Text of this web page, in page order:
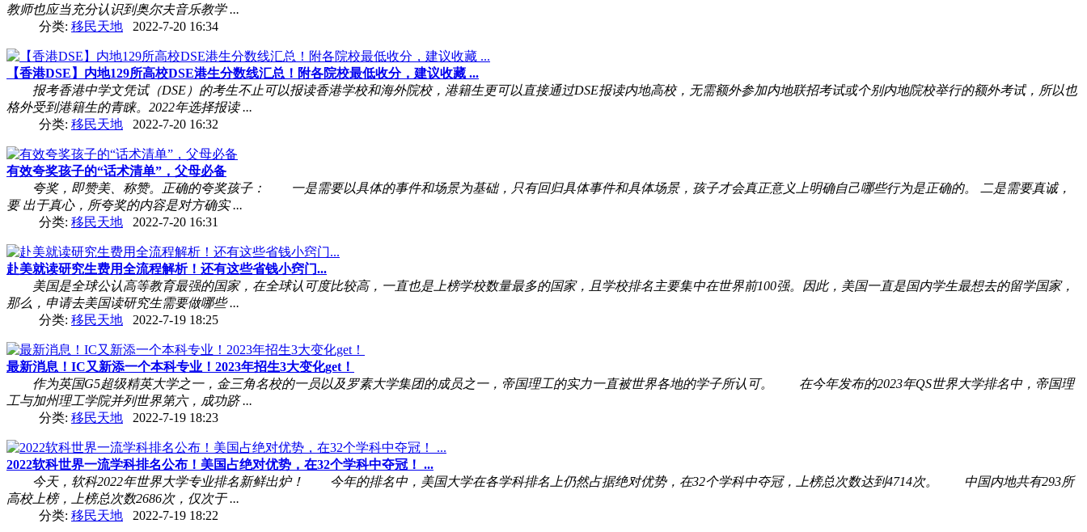
教师也应当充分认识到奥尔夫音乐教学 ...
分类: 移民天地 2022-7-20 16:34
【香港DSE】内地129所高校DSE港生分数线汇总！附各院校最低收分，建议收藏 ...
报考香港中学文凭试（DSE）的考生不止可以报读香港学校和海外院校，港籍生更可以直接通过DSE报读内地高校，无需额外参加内地联招考试或个别内地院校举行的额外考试，所以也
格外受到港籍生的青睐。2022年选择报读 ...
分类: 移民天地 2022-7-20 16:32
有效夸奖孩子的“话术清单”，父母必备
夸奖，即赞美、称赞。正确的夸奖孩子： 一是需要以具体的事件和场景为基础，只有回归具体事件和具体场景，孩子才会真正意义上明确自己哪些行为是正确的。 二是需要真诚，
要 出于真心，所夸奖的内容是对方确实 ...
分类: 移民天地 2022-7-20 16:31
赴美就读研究生费用全流程解析！还有这些省钱小窍门...
美国是全球公认高等教育最强的国家，在全球认可度比较高，一直也是上榜学校数量最多的国家，且学校排名主要集中在世界前100强。因此，美国一直是国内学生最想去的留学国家，
那么，申请去美国读研究生需要做哪些 ...
分类: 移民天地 2022-7-19 18:25
最新消息！IC又新添一个本科专业！2023年招生3大变化get！
作为英国G5超级精英大学之一，金三角名校的一员以及罗素大学集团的成员之一，帝国理工的实力一直被世界各地的学子所认可。 在今年发布的2023年QS世界大学排名中，帝国理
工与加州理工学院并列世界第六，成功跻 ...
分类: 移民天地 2022-7-19 18:23
2022软科世界一流学科排名公布！美国占绝对优势，在32个学科中夺冠！ ...
今天，软科2022年世界大学专业排名新鲜出炉！ 今年的排名中，美国大学在各学科排名上仍然占据绝对优势，在32个学科中夺冠，上榜总次数达到4714次。 中国内地共有293所
高校上榜，上榜总次数2686次，仅次于 ...
分类: 移民天地 2022-7-19 18:22